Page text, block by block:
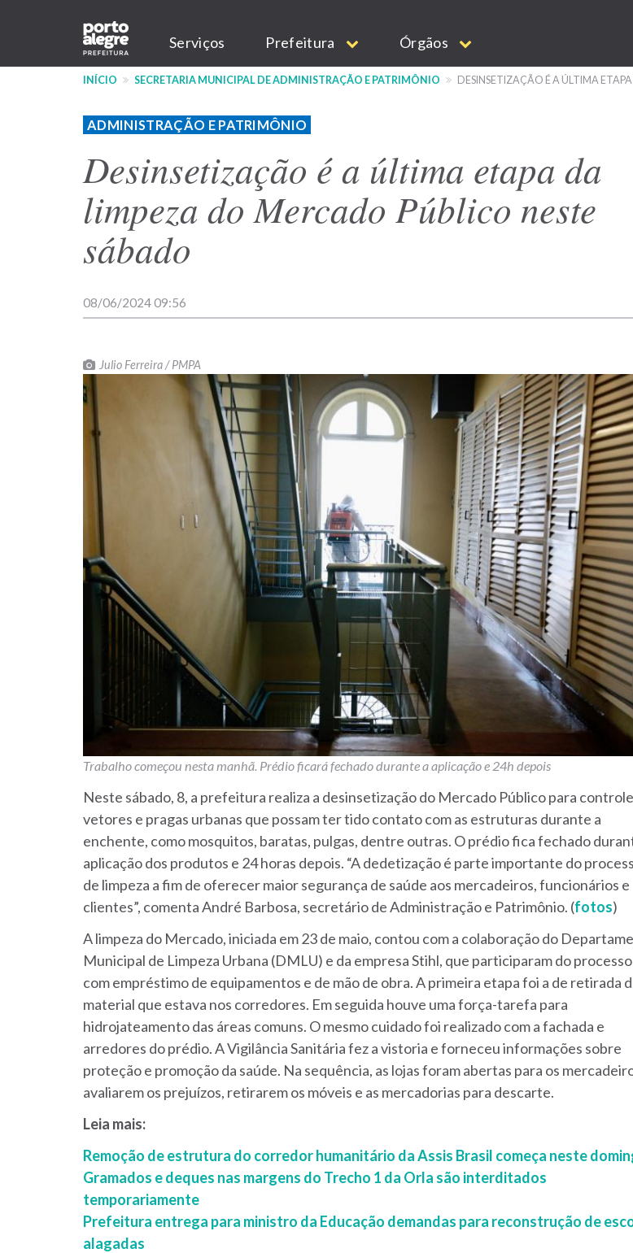
conteúdo
Main
navigation
Serviços Prefeitura Órgãos
INÍCIO SECRETARIA MUNICIPAL DE ADMINISTRAÇÃO E PATRIMÔNIO DESINSETIZAÇÃO É A ÚLTIMA
ADMINISTRAÇÃO E PATRIMÔNIO
Desinsetização é a última etapa da
limpeza do Mercado Público neste
sábado
08/06/2024 09:56
Julio Ferreira / PMPA
Trabalho começou nesta manhã. Prédio ficará fechado durante a aplicação e 24h depois
Neste sábado, 8, a prefeitura realiza a desinsetização do Mercado Público para
vetores e pragas urbanas que possam ter tido contato com as estruturas durante a
enchente, como mosquitos, baratas, pulgas, dentre outras. O prédio fica fechado
aplicação dos produtos e 24 horas depois. “A dedetização é parte importante do
de limpeza a fim de oferecer maior segurança de saúde aos mercadeiros, funcionários e
clientes”, comenta André Barbosa, secretário de Administração e Patrimônio. (fotos)
A limpeza do Mercado, iniciada em 23 de maio, contou com a colaboração do
Municipal de Limpeza Urbana (DMLU) e da empresa Stihl, que participaram do processo
com empréstimo de equipamentos e de mão de obra. A primeira etapa foi a de retirada
material que estava nos corredores. Em seguida houve uma força-tarefa para
hidrojateamento das áreas comuns. O mesmo cuidado foi realizado com a fachada e
arredores do prédio. A Vigilância Sanitária fez a vistoria e forneceu informações sobre
proteção e promoção da saúde. Na sequência, as lojas foram abertas para os
avaliarem os prejuízos, retirarem os móveis e as mercadorias para descarte.
Leia mais:
Remoção de estrutura do corredor humanitário da Assis Brasil começa neste
Gramados e deques nas margens do Trecho 1 da Orla são interditados
temporariamente
Prefeitura entrega para ministro da Educação demandas para reconstrução de
alagadas